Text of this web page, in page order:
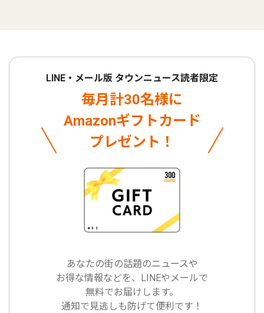
LINE・メール版 タウンニュース読者限定
毎月計30名様に
Amazonギフトカード
プレゼント！
あなたの街の話題のニュースや
お得な情報などを、LINEやメールで
無料でお届けします。
通知で見逃しも防げて便利です！